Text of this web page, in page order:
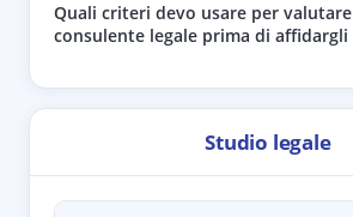
Quali criteri devo usare per
consulente legale prima di affidargli
Studio legale